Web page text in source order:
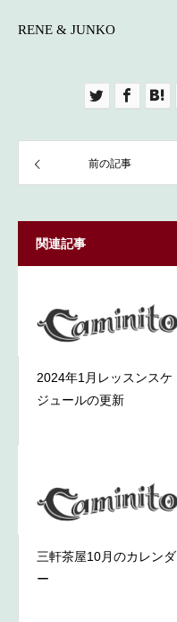
RENE & JUNKO
前の記事
関連記事
2024年1月レッスンスケ
ジュールの更新
三軒茶屋10月のカレンダ
ー